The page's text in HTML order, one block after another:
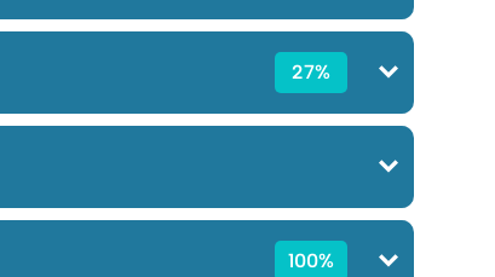
27%
100%